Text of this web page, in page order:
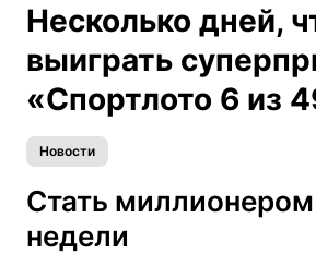
Несколько дней,
выиграть
«Спортлото 6 из
Новости
Стать
недели